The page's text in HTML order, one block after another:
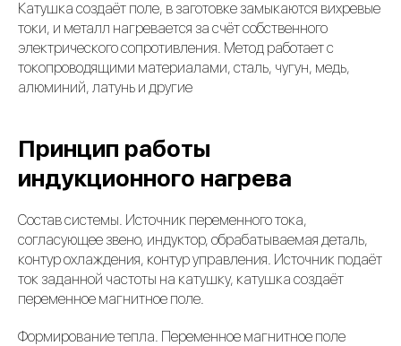
Катушка создаёт поле, в заготовке замыкаются вихревые
токи, и металл нагревается за счёт собственного
электрического сопротивления. Метод работает с
токопроводящими материалами, сталь, чугун, медь,
алюминий, латунь и другие
Принцип работы
индукционного нагрева
Состав системы. Источник переменного тока,
согласующее звено, индуктор, обрабатываемая деталь,
контур охлаждения, контур управления. Источник подаёт
ток заданной частоты на катушку, катушка создаёт
переменное магнитное поле.
Формирование тепла. Переменное магнитное поле